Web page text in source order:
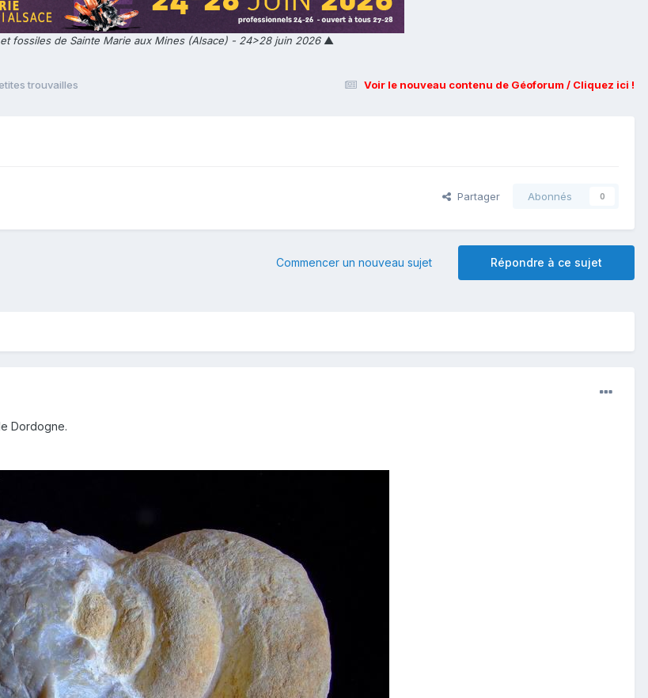
fossiles de Sainte Marie aux Mines (Alsace) - 24>28 juin 2026▲
Voir le nouveau contenu de Géoforum / Cliquez ici !
trouvailles
Partager Abonnés 0
Répondre à ce sujet
Commencer un nouveau sujet
Dordogne.